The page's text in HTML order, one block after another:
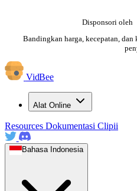
Disponsori oleh
Bandingkan harga, kecepatan,
VidBee
Alat Online
Resources Dokumentasi Clipii
Bahasa Indonesia